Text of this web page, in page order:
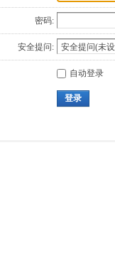
密码:
安全提问:
自动登录
登录